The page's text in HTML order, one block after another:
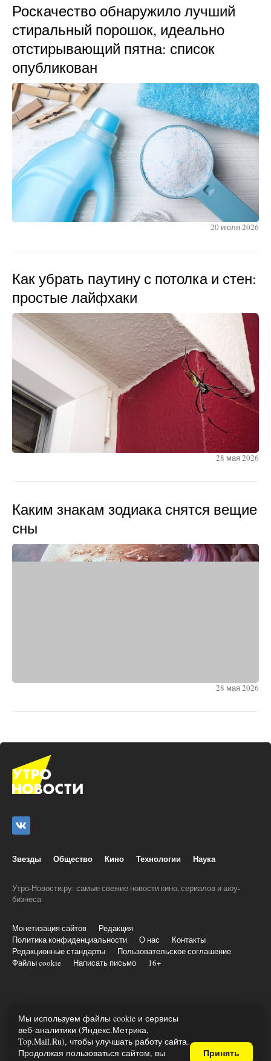
Роскачество обнаружило лучший
стиральный порошок, идеально
отстирывающий пятна: список
опубликован
20 июля 2026
Как убрать паутину с потолка и стен:
простые лайфхаки
28 мая 2026
Каким знакам зодиака снятся вещие
сны
28 мая 2026
Что сделать, чтобы варёные яйца
легко чистились: проверенные
способы
Мы используем файлы cookie и сервисы
веб-аналитики (Яндекс.Метрика,
Top.Mail.Ru), чтобы улучшать работу сайта.
Продолжая пользоваться сайтом, вы
Принять